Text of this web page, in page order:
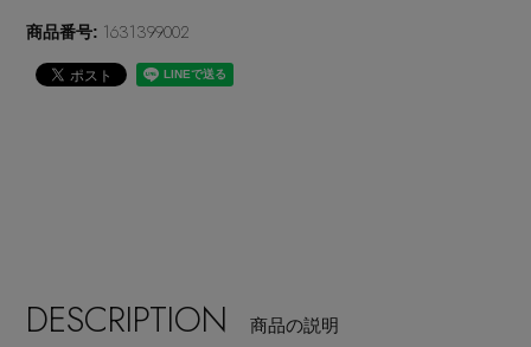
メルマガ PICKUP
商品番号: 1631399002
DESCRIPTION 商品の説明